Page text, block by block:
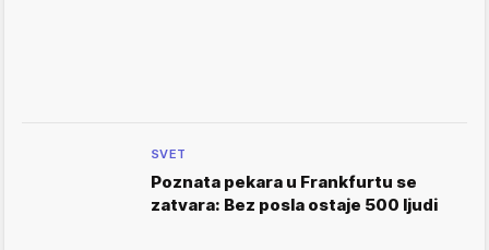
SVET
Poznata pekara u Frankfurtu se
zatvara: Bez posla ostaje 500 ljudi